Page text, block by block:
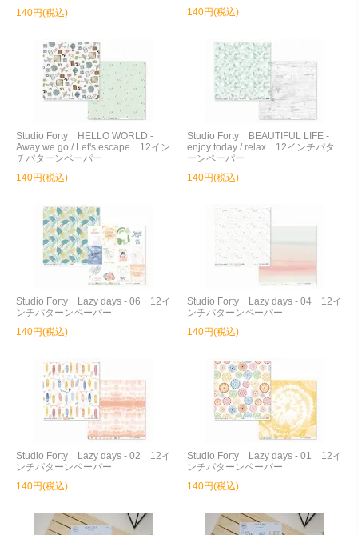
140円(税込)
140円(税込)
Studio Forty HELLO WORLD -
Away we go / Let's escape 12イン
チパターンペーパー
140円(税込)
Studio Forty BEAUTIFUL LIFE -
enjoy today / relax 12インチパタ
ーンペーパー
140円(税込)
Studio Forty Lazy days - 06 12イ
ンチパターンペーパー
140円(税込)
Studio Forty Lazy days - 04 12イ
ンチパターンペーパー
140円(税込)
Studio Forty Lazy days - 02 12イ
ンチパターンペーパー
140円(税込)
Studio Forty Lazy days - 01 12イ
ンチパターンペーパー
140円(税込)